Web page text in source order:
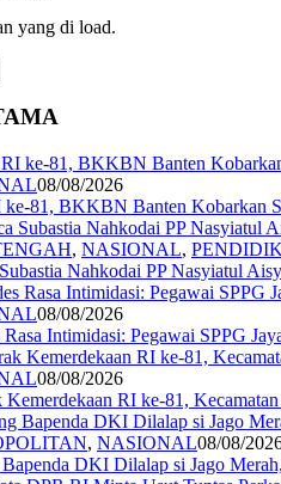
yang di load.
08/08/2026
81, BKKBN Banten Kobarkan
, NASIONAL,
Nahkodai PP Nasyiatul
08/08/2026
Rasa Intimidasi: Pegawai SPPG
08/08/2026
Kemerdekaan RI ke-81,
, NASIONAL08/08/
DKI Dilalap si Jago